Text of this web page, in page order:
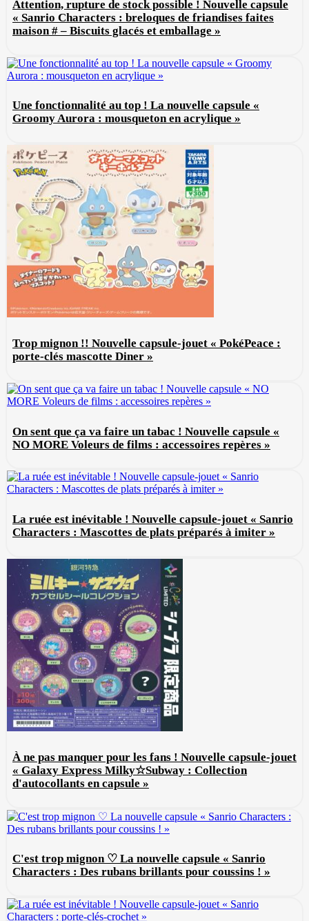
Attention, rupture de stock possible ! Nouvelle capsule
« Sanrio Characters : breloques de friandises faites
maison # – Biscuits glacés et emballage »
Une fonctionnalité au top ! La nouvelle capsule «
Groomy Aurora : mousqueton en acrylique »
Trop mignon !! Nouvelle capsule-jouet « PokéPeace :
porte-clés mascotte Diner »
On sent que ça va faire un tabac ! Nouvelle capsule «
NO MORE Voleurs de films : accessoires repères »
La ruée est inévitable ! Nouvelle capsule-jouet « Sanrio
Characters : Mascottes de plats préparés à imiter »
À ne pas manquer pour les fans ! Nouvelle capsule-jouet
« Galaxy Express Milky☆Subway : Collection
d'autocollants en capsule »
C'est trop mignon ♡ La nouvelle capsule « Sanrio
Characters : Des rubans brillants pour coussins ! »